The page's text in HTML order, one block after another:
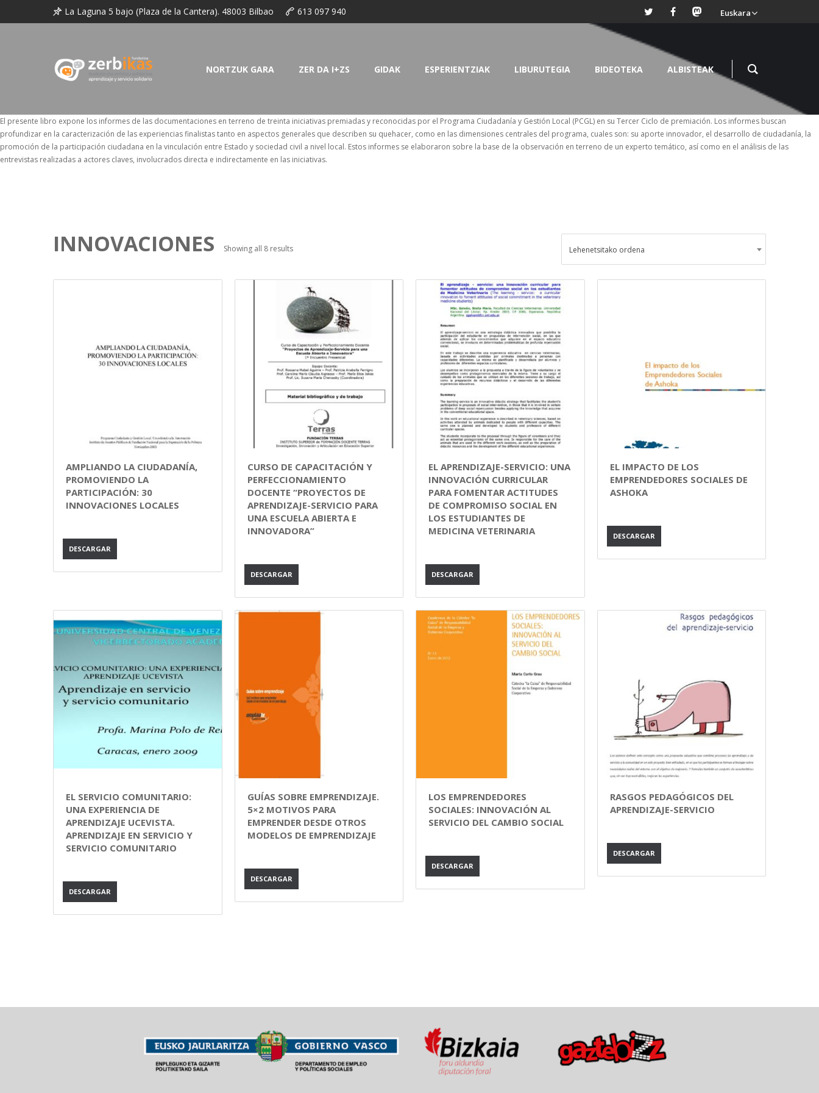
La Laguna 5 bajo (Plaza de la Cantera). 48003 Bilbao 613 097 940 Euskara
NORTZUK GARA ZER DA I+ZS GIDAK ESPERIENTZIAK LIBURUTEGIA BIDEOTEKA ALBISTEAK
El presente libro expone los informes de las documentaciones en terreno de treinta iniciativas premiadas y reconocidas por el Programa Ciudadanía y Gestión Local (PCGL) en su Tercer Ciclo de premiación. Los informes buscan
profundizar en la caracterización de las experiencias finalistas tanto en aspectos generales que describen su quehacer, como en las dimensiones centrales del programa, cuales son: su aporte innovador, el desarrollo de ciudadanía, la
promoción de la participación ciudadana en la vinculación entre Estado y sociedad civil a nivel local. Estos informes se elaboraron sobre la base de la observación en terreno de un experto temático, así como en el análisis de las
entrevistas realizadas a actores claves, involucrados directa e indirectamente en las iniciativas.
INNOVACIONES Showing all 8 results Lehenetsitako ordena
AMPLIANDO LA CIUDADANÍA,
PROMOVIENDO LA
PARTICIPACIÓN: 30
INNOVACIONES LOCALES
DESCARGAR
CURSO DE CAPACITACIÓN Y
PERFECCIONAMIENTO
DOCENTE “PROYECTOS DE
APRENDIZAJE-SERVICIO PARA
UNA ESCUELA ABIERTA E
INNOVADORA”
DESCARGAR
EL APRENDIZAJE-SERVICIO: UNA
INNOVACIÓN CURRICULAR
PARA FOMENTAR ACTITUDES
DE COMPROMISO SOCIAL EN
LOS ESTUDIANTES DE
MEDICINA VETERINARIA
DESCARGAR
EL IMPACTO DE LOS
EMPRENDEDORES SOCIALES DE
ASHOKA
DESCARGAR
EL SERVICIO COMUNITARIO:
UNA EXPERIENCIA DE
APRENDIZAJE UCEVISTA.
APRENDIZAJE EN SERVICIO Y
SERVICIO COMUNITARIO
DESCARGAR
GUÍAS SOBRE EMPRENDIZAJE.
5×2 MOTIVOS PARA
EMPRENDER DESDE OTROS
MODELOS DE EMPRENDIZAJE
DESCARGAR
LOS EMPRENDEDORES
SOCIALES: INNOVACIÓN AL
SERVICIO DEL CAMBIO SOCIAL
DESCARGAR
RASGOS PEDAGÓGICOS DEL
APRENDIZAJE-SERVICIO
DESCARGAR